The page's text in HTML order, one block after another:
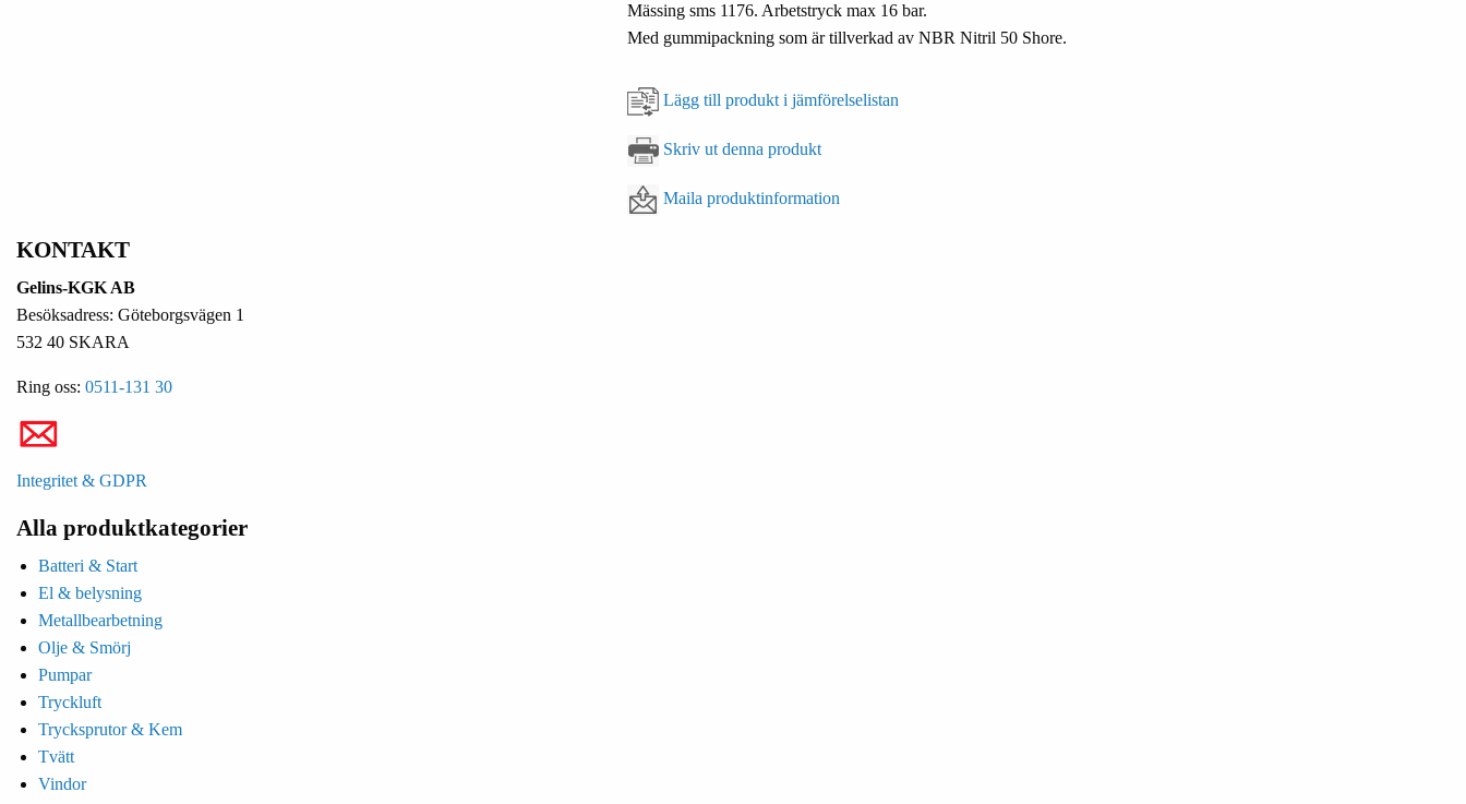
Mässing sms 1176. Arbetstryck max 16 bar.
Med gummipackning som är tillverkad av NBR Nitril 50 Shore.
Lägg till produkt i jämförelselistan
Skriv ut denna produkt
Maila produktinformation
KONTAKT
Gelins-KGK AB
Besöksadress: Göteborgsvägen 1
532 40 SKARA
Ring oss: 0511-131 30
Integritet & GDPR
Alla produktkategorier
Batteri & Start
El & belysning
Metallbearbetning
Olje & Smörj
Pumpar
Tryckluft
Trycksprutor & Kem
Tvätt
Vindor